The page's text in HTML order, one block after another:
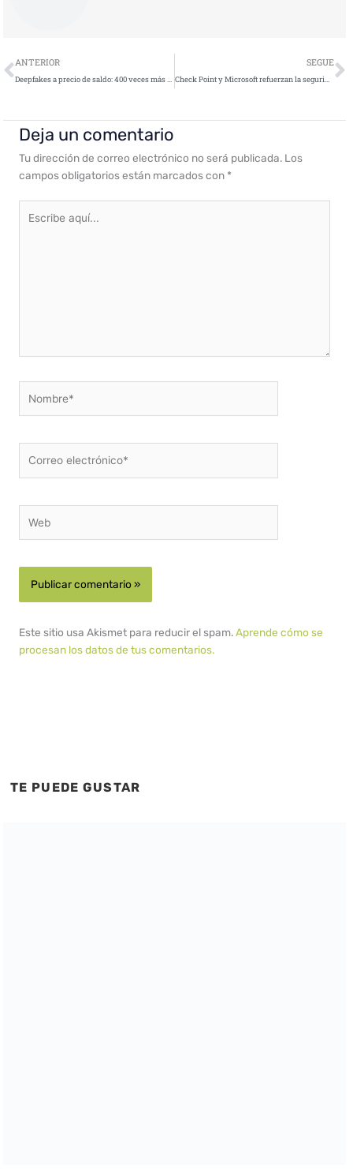
Ant
ANTERIOR
Deepfakes a precio de saldo: 400 veces más baratos en la darknet
SEGUE
Check Point y Microsoft refuerzan la seguridad de IA en Copilot Studio
Deja un comentario
Tu dirección de correo electrónico no será publicada. Los
campos obligatorios están marcados con *
aquí...
electrónico*
Este sitio usa Akismet para reducir el spam.Aprende cómo se
procesan los datos de tus comentarios.
TE PUEDE GUSTAR